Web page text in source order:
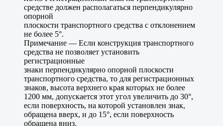
средстве должен располагаться перпендикулярно
опорной
плоскости транспортного средства с отклонением
не более 5°.
Примечание — Если конструкция транспортного
средства не позволяет установить
регистрационные
знаки перпендикулярно опорной плоскости
транспортного средства, то для регистрационных
знаков, высота верхнего края которых не более
1200 мм, допускается этот угол увеличить до 30°,
если поверхность, на которой установлен знак,
обращена вверх, и до 15°, если поверхность
обращена вниз.